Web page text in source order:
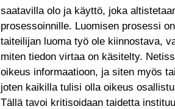
saatavilla olo ja käyttö, joka
prosessoinnille. Luomisen prosessi
taiteilijan luoma työ ole kiinnostava,
miten tiedon virtaa on käsitelty.
oikeus informaatioon, ja siten myös
joten kaikilla tulisi olla oikeus
Tällä tavoi kritisoidaan taidetta